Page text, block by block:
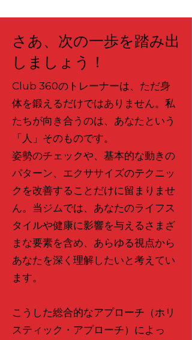
さあ、次の一歩を踏み出
しましょう！
Club 360のトレーナーは、ただ身
体を鍛えるだけではありません。私
たちが向き合うのは、あなたという
「人」そのものです。
姿勢のチェックや、基本的な動きの
パターン、エクササイズのテクニッ
クを改善することだけに留まりませ
ん。当ジムでは、あなたのライフス
タイルや健康に影響を与えるさまざ
まな要素を含め、あらゆる視点から
あなたを深く理解したいと考えてい
ます。
こうした総合的なアプローチ（ホリ
スティック・アプローチ）によっ